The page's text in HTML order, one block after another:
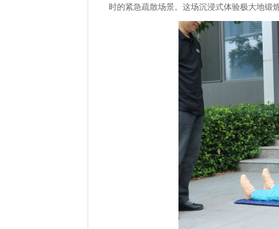
时的紧急疏散场景。这场沉浸式体验极大地锻